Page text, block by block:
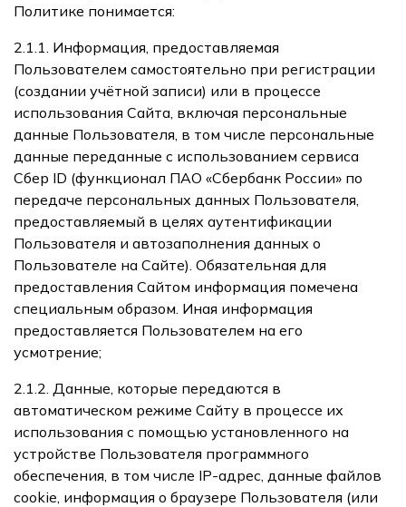
Политике понимается:
2.1.1. Информация, предоставляемая
Пользователем самостоятельно при регистрации
(создании учётной записи) или в процессе
использования Сайта, включая персональные
данные Пользователя, в том числе персональные
данные переданные с использованием сервиса
Сбер ID (функционал ПАО «Сбербанк России» по
передаче персональных данных Пользователя,
предоставляемый в целях аутентификации
Пользователя и автозаполнения данных о
Пользователе на Сайте). Обязательная для
предоставления Сайтом информация помечена
специальным образом. Иная информация
предоставляется Пользователем на его
усмотрение;
2.1.2. Данные, которые передаются в
автоматическом режиме Сайту в процессе их
использования с помощью установленного на
устройстве Пользователя программного
обеспечения, в том числе IP-адрес, данные файлов
cookie, информация о браузере Пользователя (или